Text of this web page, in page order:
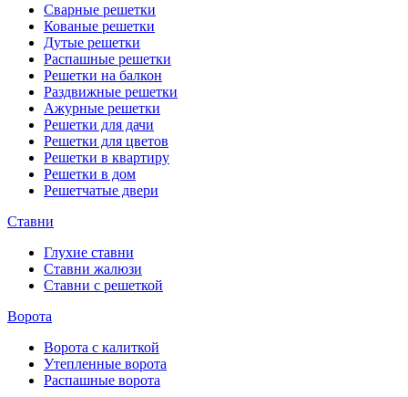
Сварные решетки
Кованые решетки
Дутые решетки
Распашные решетки
Решетки на балкон
Раздвижные решетки
Ажурные решетки
Решетки для дачи
Решетки для цветов
Решетки в квартиру
Решетки в дом
Решетчатые двери
Ставни
Глухие ставни
Ставни жалюзи
Ставни с решеткой
Ворота
Ворота с калиткой
Утепленные ворота
Распашные ворота